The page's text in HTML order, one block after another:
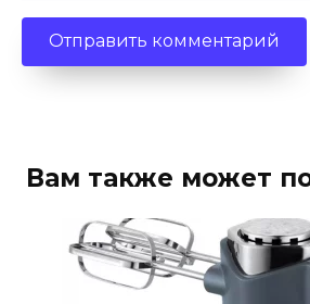
Вам также может